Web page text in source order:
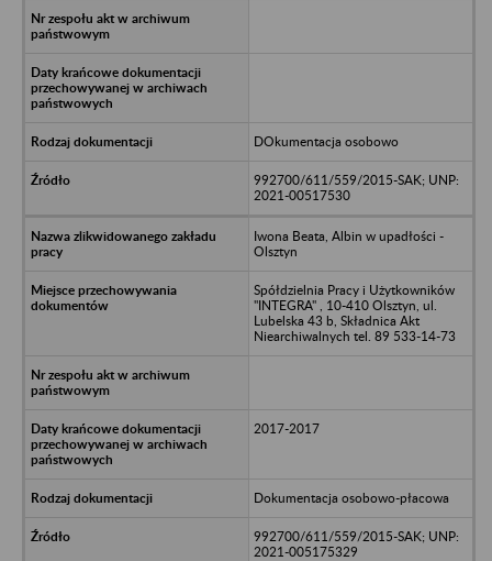
DOkumentacja osobowo
992700/611/559/2015-SAK; UNP:
2021-00517530
Iwona Beata, Albin w upadłości -
Olsztyn
Spółdzielnia Pracy i Użytkowników
"INTEGRA" , 10-410 Olsztyn, ul.
Lubelska 43 b, Składnica Akt
Niearchiwalnych tel. 89 533-14-73
2017-2017
Dokumentacja osobowo-płacowa
992700/611/559/2015-SAK; UNP:
2021-005175329